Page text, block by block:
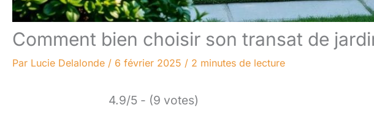
Comment bien choisir son transat de
Par Lucie Delalonde / 6 février 2025 / 2 minutes de lecture
4.9/5 - (9 votes)